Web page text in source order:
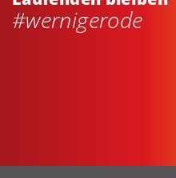
#wernigerode